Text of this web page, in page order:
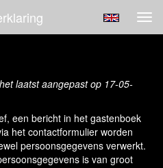
laatst aangepast op 17-05-
een bericht in het gastenboek
het contactformulier worden
persoonsgegevens verwerkt.
is van groot